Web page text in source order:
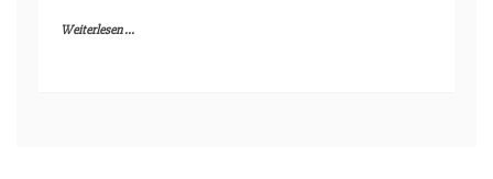
Weiterlesen ...